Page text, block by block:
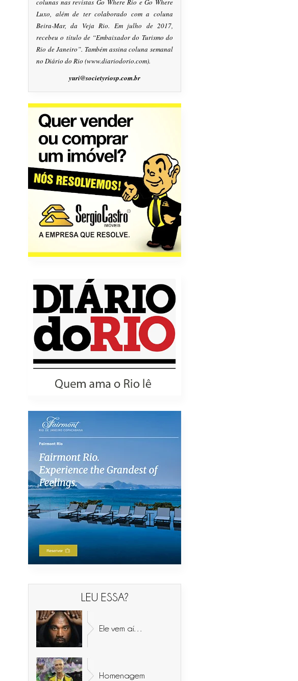
colunas nas revistas Go Where Rio e Go Where
Luxo, além de ter colaborado com a coluna
Beira-Mar, da Veja Rio. Em julho de 2017,
recebeu o título de “Embaixador do Turismo do
Rio de Janeiro”. Também assina coluna semanal
no Diário do Rio (www.diariodorio.com).
yuri@societyriosp.com.br
LEU ESSA?
Ele vem aí…
Homenagem